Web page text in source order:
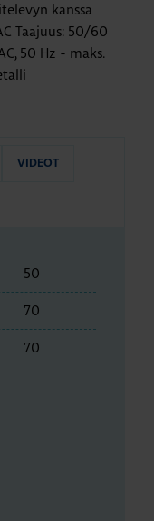
kanssa
Taajuus: 50/60
50 Hz - maks.
VIDEOT
50
70
70